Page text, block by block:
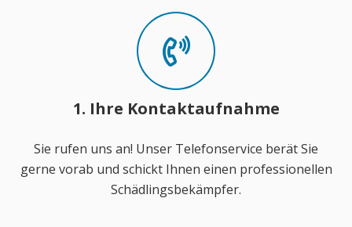
1. Ihre Kontaktaufnahme
Sie rufen uns an! Unser Telefonservice berät Sie
gerne vorab und schickt Ihnen einen professionellen
Schädlingsbekämpfer.